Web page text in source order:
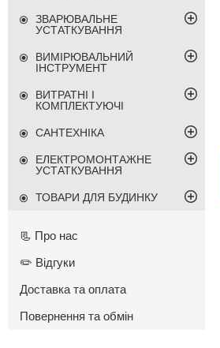
ЗВАРЮВАЛЬНЕ
УСТАТКУВАННЯ
ВИМІРЮВАЛЬНИЙ
ІНСТРУМЕНТ
ВИТРАТНІ І
КОМПЛЕКТУЮЧІ
САНТЕХНІКА
ЕЛЕКТРОМОНТАЖНЕ
УСТАТКУВАННЯ
ТОВАРИ ДЛЯ БУДИНКУ
📃 Про нас
✏️ Відгуки
Доставка та оплата
Повернення та обмін